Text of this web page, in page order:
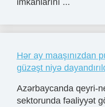
Hər ay maaşınızdan
güzəşt niyə
Azərbaycanda qeyri-
sektorunda fəaliyyət